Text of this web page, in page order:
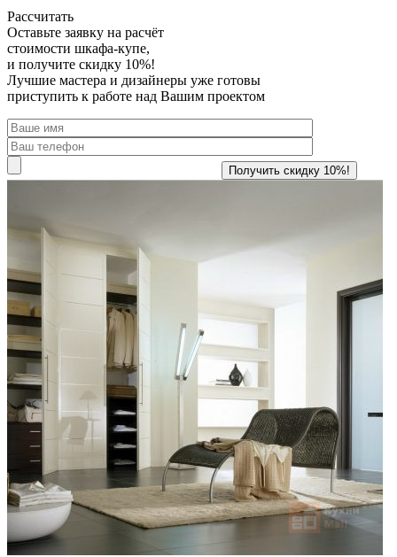
Рассчитать
Оставьте заявку на расчёт
стоимости шкафа-купе,
и получите скидку 10%!
Лучшие мастера и дизайнеры уже готовы
приступить к работе над Вашим проектом